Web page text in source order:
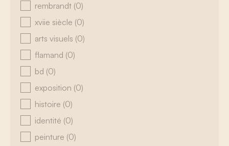
rembrandt (0)
xviie siècle (0)
arts visuels (0)
flamand (0)
bd (0)
exposition (0)
histoire (0)
identité (0)
peinture (0)